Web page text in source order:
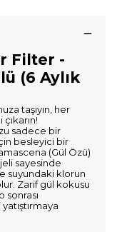
Filter -
(6 Aylık
taşıyın, her
sadece bir
besleyici bir
(Gül Özü)
sayesinde
suyundaki klorun
Zarif gül kokusu